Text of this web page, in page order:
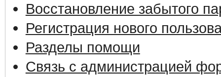
Восстановление забытого
Регистрация нового
Разделы помощи
Связь с администрацией